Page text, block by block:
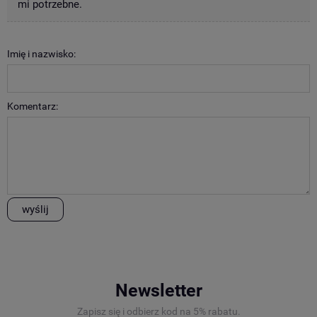
mi potrzebne.
Imię i nazwisko:
Komentarz:
wyślij
Newsletter
Zapisz się i odbierz kod na 5% rabatu.